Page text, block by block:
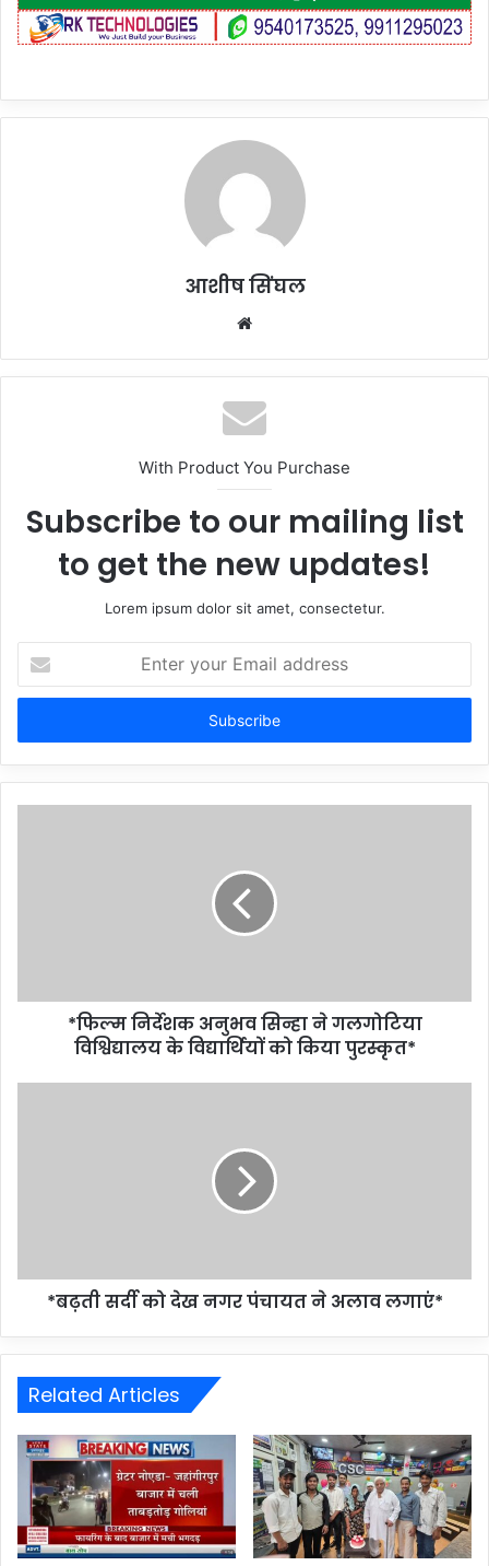
आशीष सिंघल
Website
With Product You Purchase
Subscribe to our mailing list
to get the new updates!
Lorem ipsum dolor sit amet, consectetur.
your
Email
*फिल्म निर्देशक अनुभव सिन्हा ने गलगोटिया
विश्विद्यालय के विद्यार्थियों को किया पुरस्कृत*
*बढ़ती सर्दी को देख नगर पंचायत ने अलाव लगाएं*
Related Articles